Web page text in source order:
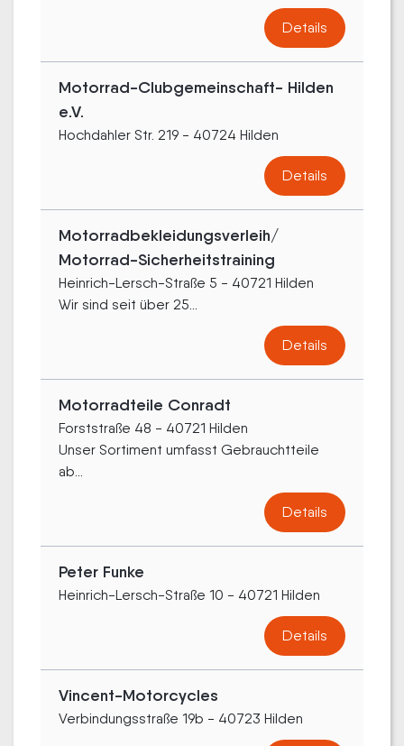
Details
Motorrad-Clubgemeinschaft- Hilden
e.V.
Hochdahler Str. 219 - 40724 Hilden
Details
Motorradbekleidungsverleih/
Motorrad-Sicherheitstraining
Heinrich-Lersch-Straße 5 - 40721 Hilden
Wir sind seit über 25...
Details
Motorradteile Conradt
Forststraße 48 - 40721 Hilden
Unser Sortiment umfasst Gebrauchtteile
ab...
Details
Peter Funke
Heinrich-Lersch-Straße 10 - 40721 Hilden
Details
Vincent-Motorcycles
Verbindungsstraße 19b - 40723 Hilden